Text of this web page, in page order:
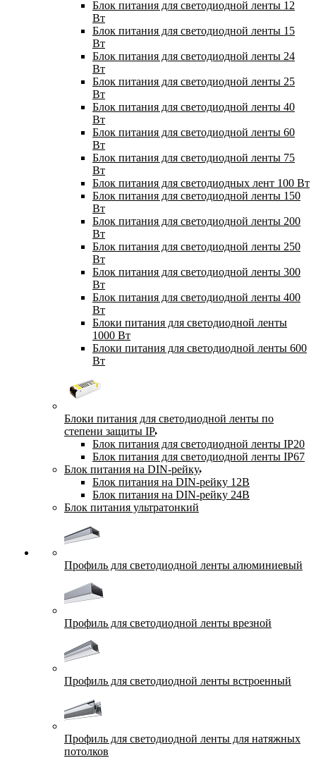
Блок питания для светодиодной ленты 12
Вт
Блок питания для светодиодной ленты 15
Вт
Блок питания для светодиодной ленты 24
Вт
Блок питания для светодиодной ленты 25
Вт
Блок питания для светодиодной ленты 40
Вт
Блок питания для светодиодной ленты 60
Вт
Блок питания для светодиодной ленты 75
Вт
Блок питания для светодиодных лент 100 Вт
Блок питания для светодиодной ленты 150
Вт
Блок питания для светодиодной ленты 200
Вт
Блок питания для светодиодной ленты 250
Вт
Блок питания для светодиодной ленты 300
Вт
Блок питания для светодиодной ленты 400
Вт
Блоки питания для светодиодной ленты
1000 Вт
Блоки питания для светодиодной ленты 600
Вт
Блоки питания для светодиодной ленты по
степени защиты IP
Блок питания для светодиодной ленты IP20
Блок питания для светодиодной ленты IP67
Блок питания на DIN-рейку
Блок питания на DIN-рейку 12В
Блок питания на DIN-рейку 24В
Блок питания ультратонкий
Профиль для светодиодной ленты алюминиевый
Профиль для светодиодной ленты врезной
Профиль для светодиодной ленты встроенный
Профиль для светодиодной ленты для натяжных
потолков